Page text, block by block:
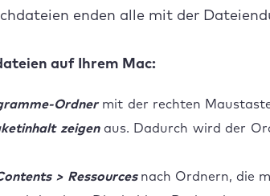
enden alle mit der
auf Ihrem Mac:
Ordnermit der rechten
zeigenaus. Dadurch wird der
> Ressourcesnach Ordnern, die